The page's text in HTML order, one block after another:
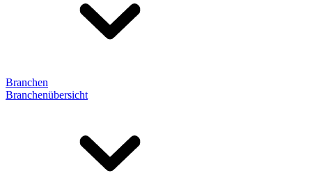
Branchen
Branchenübersicht